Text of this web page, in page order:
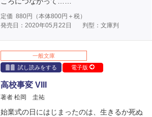
定価 880円（本体800円＋税）
発売日：2020年05月22日
判型：文庫判
一般文庫
試し読みをする
電子版
高校事変 VIII
著者 松岡 圭祐
始業式の日にはじまったのは、生きるか死ぬ